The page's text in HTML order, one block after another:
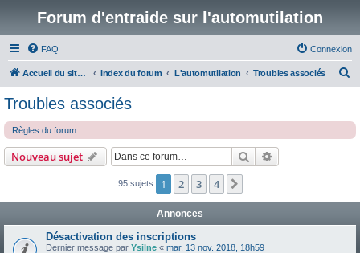
Forum d'entraide sur l'automutilation
FAQ Connexion
Accueil du site www.automutilations.info Index du forum L'automutilation Troubles associés
e
Troubles associés
Règles du forum
Nouveau sujet Rechercher
95 sujets 1 2 3 4
Annonces
Désactivation des inscriptions
Dernier message par Ysilne « mar. 13 nov. 2018, 18h59